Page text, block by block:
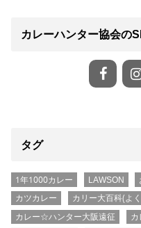
カレーハンター協会の
タグ
1年1000カレー LAWSON
カツカレー
カリー大百科(よ
カレー☆ハンター大阪遠征